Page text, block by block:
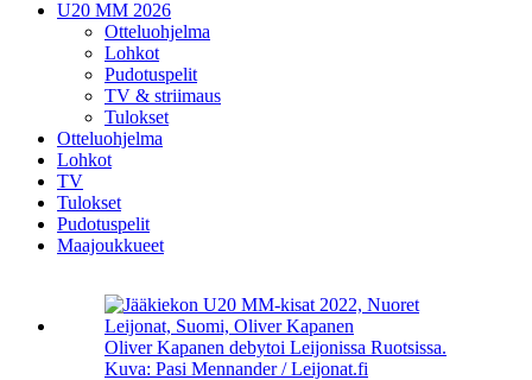
U20 MM 2026
Otteluohjelma
Lohkot
Pudotuspelit
TV & striimaus
Tulokset
Otteluohjelma
Lohkot
TV
Tulokset
Pudotuspelit
Maajoukkueet
isompanaOliver Kapanen debytoi Leijonissa Ruotsissa.
Kuva: Pasi Mennander / Leijonat.fi